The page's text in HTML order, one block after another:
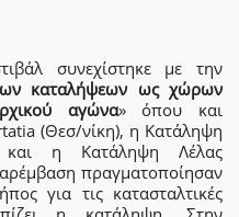
συνεχίστηκε με την
καταλήψεων ως χώρων
αγώνα» όπου και
(Θεσ/νίκη), η Κατάληψη
η Κατάληψη Λέλας
πραγματοποίησαν
για τις κατασταλτικές